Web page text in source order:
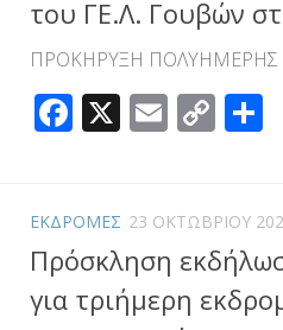
του ΓΕ.Λ. Γουβών
ΠΡΟΚΗΡΥΞΗ
Facebook
X Email
Copy
ΕΚΔΡΟΜΕΣ 23 ΟΚΤΩΒΡΊΟΥ
Πρόσκληση
για τριήμερη